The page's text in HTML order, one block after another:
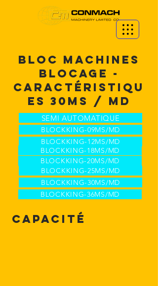
BLOC MACHINES
BLOCAGE -
CARACTÉRISTIQU
ES 30MS / MD
SEMI AUTOMATIQUE
BLOCKKING-09MS/MD
BLOCKKING-12MS/MD
BLOCKKING-18MS/MD
BLOCKKING-20MS/MD
BLOCKKING-25MS/MD
BLOCKKING-30MS/MD
BLOCKKING-36MS/MD
Capacité